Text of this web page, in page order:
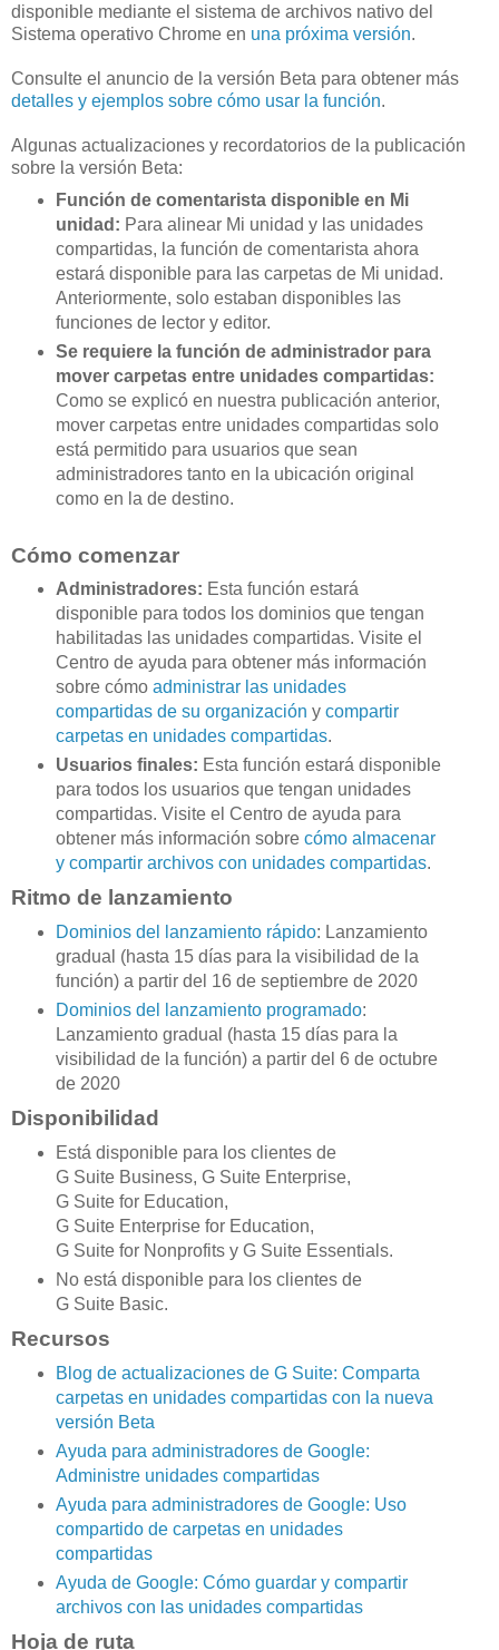
disponible mediante el sistema de archivos nativo del
Sistema operativo Chrome en una próxima versión.
Consulte el anuncio de la versión Beta para obtener más
detalles y ejemplos sobre cómo usar la función.
Algunas actualizaciones y recordatorios de la publicación
sobre la versión Beta:
Función de comentarista disponible en Mi
unidad: Para alinear Mi unidad y las unidades
compartidas, la función de comentarista ahora
estará disponible para las carpetas de Mi unidad.
Anteriormente, solo estaban disponibles las
funciones de lector y editor.
Se requiere la función de administrador para
mover carpetas entre unidades compartidas:
Como se explicó en nuestra publicación anterior,
mover carpetas entre unidades compartidas solo
está permitido para usuarios que sean
administradores tanto en la ubicación original
como en la de destino.
Cómo comenzar
Administradores: Esta función estará
disponible para todos los dominios que tengan
habilitadas las unidades compartidas. Visite el
Centro de ayuda para obtener más información
sobre cómo administrar las unidades
compartidas de su organización y compartir
carpetas en unidades compartidas.
Usuarios finales: Esta función estará disponible
para todos los usuarios que tengan unidades
compartidas. Visite el Centro de ayuda para
obtener más información sobre cómo almacenar
y compartir archivos con unidades compartidas.
Ritmo de lanzamiento
Dominios del lanzamiento rápido: Lanzamiento
gradual (hasta 15 días para la visibilidad de la
función) a partir del 16 de septiembre de 2020
Dominios del lanzamiento programado:
Lanzamiento gradual (hasta 15 días para la
visibilidad de la función) a partir del 6 de octubre
de 2020
Disponibilidad
Está disponible para los clientes de
G Suite Business, G Suite Enterprise,
G Suite for Education,
G Suite Enterprise for Education,
G Suite for Nonprofits y G Suite Essentials.
No está disponible para los clientes de
G Suite Basic.
Recursos
Blog de actualizaciones de G Suite: Comparta
carpetas en unidades compartidas con la nueva
versión Beta
Ayuda para administradores de Google:
Administre unidades compartidas
Ayuda para administradores de Google: Uso
compartido de carpetas en unidades
compartidas
Ayuda de Google: Cómo guardar y compartir
archivos con las unidades compartidas
Hoja de ruta